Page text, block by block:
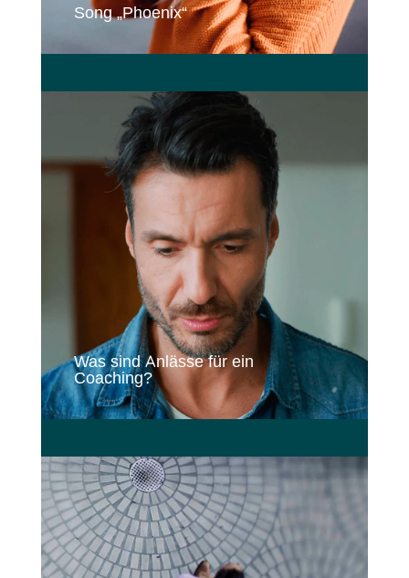
Song „Phoenix“
Was sind Anlässe für ein
Coaching?